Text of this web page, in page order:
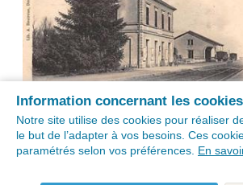
Information concernant les cookies
Notre site utilise des cookies pour réaliser
le but de l’adapter à vos besoins. Ces
paramétrés selon vos préférences. En